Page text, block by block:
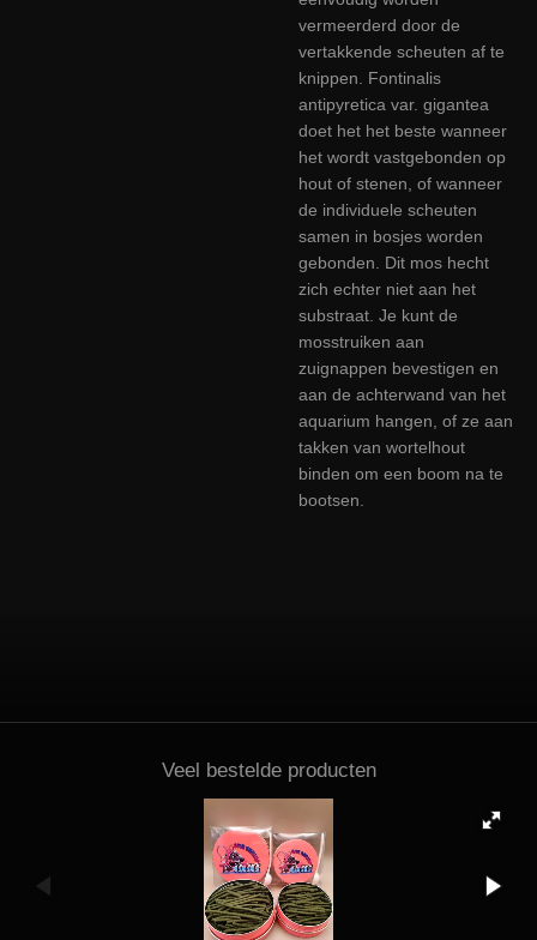
vermeerderd door de
vertakkende scheuten af te
knippen. Fontinalis
antipyretica var. gigantea
doet het het beste wanneer
het wordt vastgebonden op
hout of stenen, of wanneer
de individuele scheuten
samen in bosjes worden
gebonden. Dit mos hecht
zich echter niet aan het
substraat. Je kunt de
mosstruiken aan
zuignappen bevestigen en
aan de achterwand van het
aquarium hangen, of ze aan
takken van wortelhout
binden om een boom na te
bootsen.
Veel bestelde producten